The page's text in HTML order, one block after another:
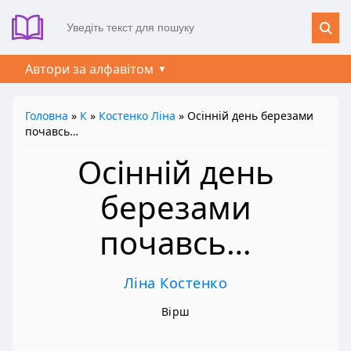
Автори за алфавітом
Головна » К » Костенко Ліна » Осінній день березами
почавсь…
Осінній день
березами
почавсь…
Ліна Костенко
Вірш